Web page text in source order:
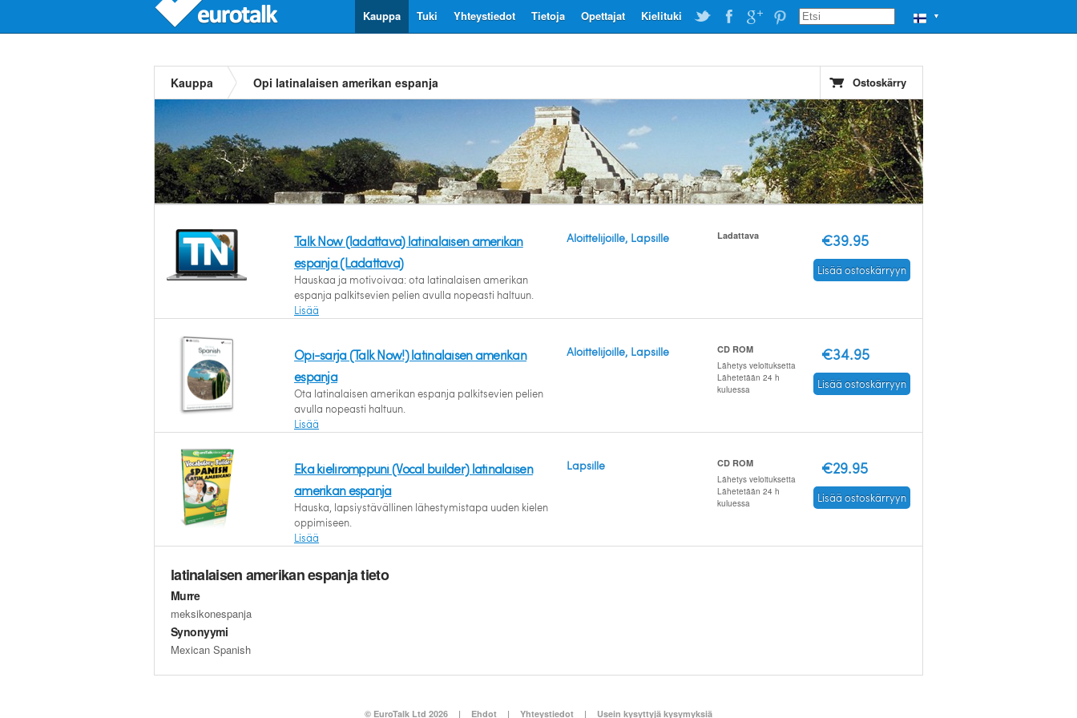
▼
Kielituki
Opettajat
Tietoja
Yhteystiedot
Tuki
Kauppa
Kauppa Opi latinalaisen amerikan espanja Ostoskärry
Talk Now (ladattava) latinalaisen amerikan
espanja (Ladattava)
Hauskaa ja motivoivaa: ota latinalaisen amerikan
espanja palkitsevien pelien avulla nopeasti haltuun.
Lisää
Aloittelijoille, Lapsille Ladattava €39.95
Lisää ostoskärryyn
Opi-sarja (Talk Now!) latinalaisen amerikan
espanja
Ota latinalaisen amerikan espanja palkitsevien pelien
avulla nopeasti haltuun.
Lisää
Aloittelijoille, Lapsille CD ROM
Lähetys veloituksetta
Lähetetään 24 h
kuluessa
€34.95
Lisää ostoskärryyn
Eka kieliromppuni (Vocal builder) latinalaisen
amerikan espanja
Hauska, lapsiystävällinen lähestymistapa uuden kielen
oppimiseen.
Lisää
Lapsille CD ROM
Lähetys veloituksetta
Lähetetään 24 h
kuluessa
€29.95
Lisää ostoskärryyn
latinalaisen amerikan espanja tieto
Murre
meksikonespanja
Synonyymi
Mexican Spanish
© EuroTalk Ltd 2026 | Ehdot | Yhteystiedot | Usein kysyttyjä kysymyksiä